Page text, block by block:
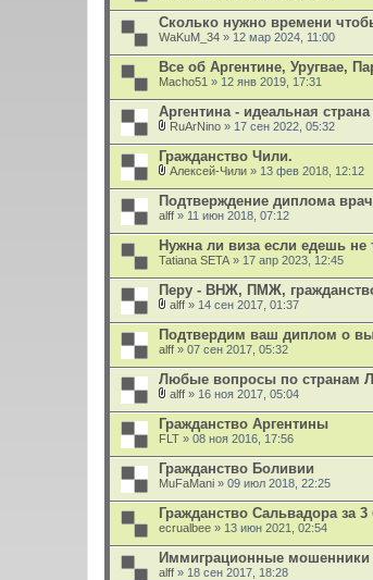
Сколько нужно времени
WaKuM_34 » 12 мар 2024, 11:00
Все об Аргентине, Уругвае,
Macho51 » 12 янв 2019, 17:31
Аргентина - идеальная
л
о
ж
е
н
и
RuArNino » 17 сен 2022, 05:32
Гражданство Чили.
л
о
ж
е
н
и
Алексей-Чили » 13 фев 2018, 12:12
Подтверждение диплома
alff » 11 июн 2018, 07:12
Нужна ли виза если едешь не
Tatiana SETA » 17 апр 2023, 12:45
Перу - ВНЖ, ПМЖ,
л
о
ж
е
н
и
alff » 14 сен 2017, 01:37
Подтвердим ваш диплом о
alff » 07 сен 2017, 05:32
Любые вопросы по странам
л
о
ж
е
н
и
alff » 16 ноя 2017, 05:04
Гражданство Аргентины
FLT » 08 ноя 2016, 17:56
Гражданство Боливии
MuFaMani » 09 июл 2018, 22:25
Гражданство Сальвадора за 3
ecrualbee » 13 июн 2021, 02:54
Иммиграционные мошенники
alff » 18 сен 2017, 18:28